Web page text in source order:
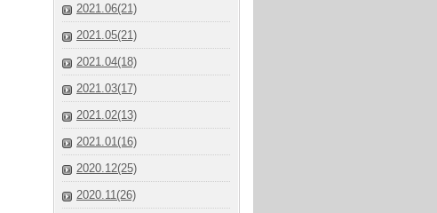
2021.06(21)
2021.05(21)
2021.04(18)
2021.03(17)
2021.02(13)
2021.01(16)
2020.12(25)
2020.11(26)